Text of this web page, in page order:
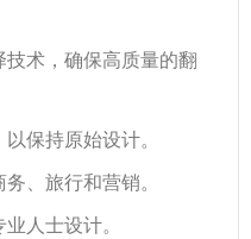
技术，确保高质量的翻
保持原始设计。
、旅行和营销。
人士设计。